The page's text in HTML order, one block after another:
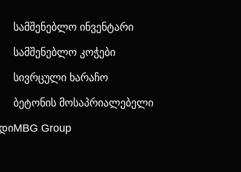
Სამშენებლო Ინვენტარი
Სამშენებლო Კოჭები
Სივრცული Ხარაჩო
Ბეტონის Მოსაპრიალებელი
MBG Group